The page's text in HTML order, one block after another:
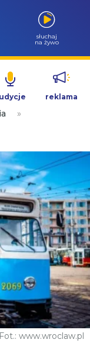
słuchaj
na żywo
reklama
»
Fot.: www.wroclaw.pl